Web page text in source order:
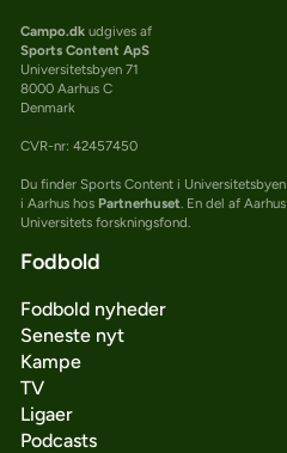
Campo.dkudgives af
Sports Content ApS
Universitetsbyen 71
8000 Aarhus C
Denmark
CVR-nr: 42457450
Du finder Sports Content i Universitetsbyen
i Aarhus hos Partnerhuset . En del af Aarhus
Universitets forskningsfond.
Fodbold
Fodbold nyheder
Seneste nyt
Kampe
TV
Ligaer
Podcasts